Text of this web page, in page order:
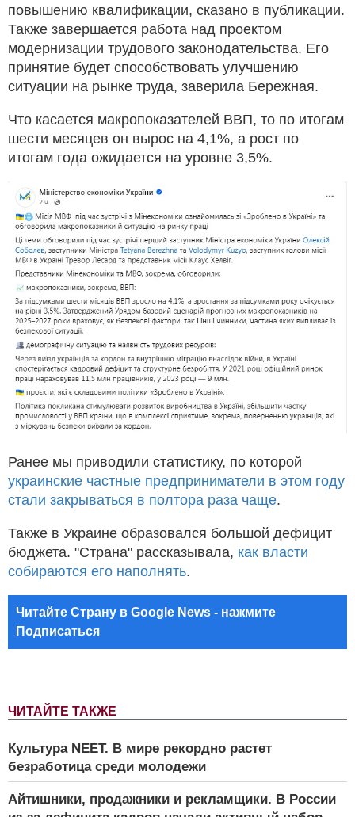
ЧИТАЙТЕ ТАКЖЕ
Культура NEET. В мире рекордно растет
безработица среди молодежи
Айтишники, продажники и рекламщики. В России
повышению квалификации, сказано в публикации.
Также завершается работа над проектом
модернизации трудового законодательства. Его
принятие будет способствовать улучшению
ситуации на рынке труда, заверила Бережная.
Что касается макропоказателей ВВП, то по итогам
шести месяцев он вырос на 4,1%, а рост по
итогам года ожидается на уровне 3,5%.
Ранее мы приводили статистику, по которой
украинские частные предприниматели в этом году
стали закрываться в полтора раза чаще.
Также в Украине образовался большой дефицит
бюджета. "Страна" рассказывала, как власти
собираются его наполнять.
Читайте Страну в Google News - нажмите
Подписаться